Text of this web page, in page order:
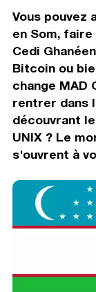
Vous pouvez
en Som,
Cedi
Bitcoin ou
change MAD
rentrer dans
découvrant
UNIX ? Le
s'ouvrent à